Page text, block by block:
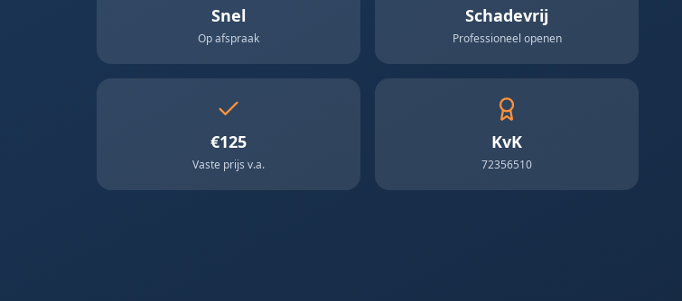
Snel
Op afspraak
Schadevrij
Professioneel openen
€125
Vaste prijs v.a.
KvK
72356510